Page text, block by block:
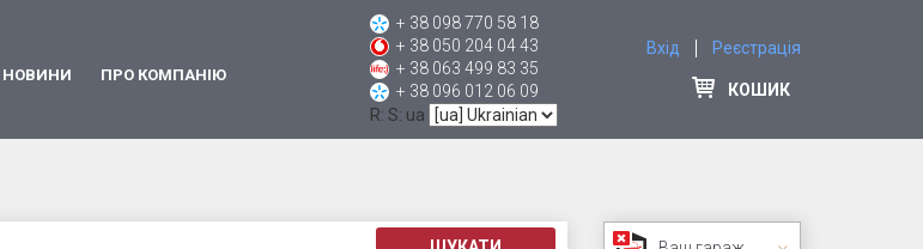
НОВИНИ ПРО КОМПАНІЮ
+ 38 098 770 58 18
+ 38 050 204 04 43
+ 38 063 499 83 35
+ 38 096 012 06 09
R: S: ua
Вхід Реєстрація
КОШИК